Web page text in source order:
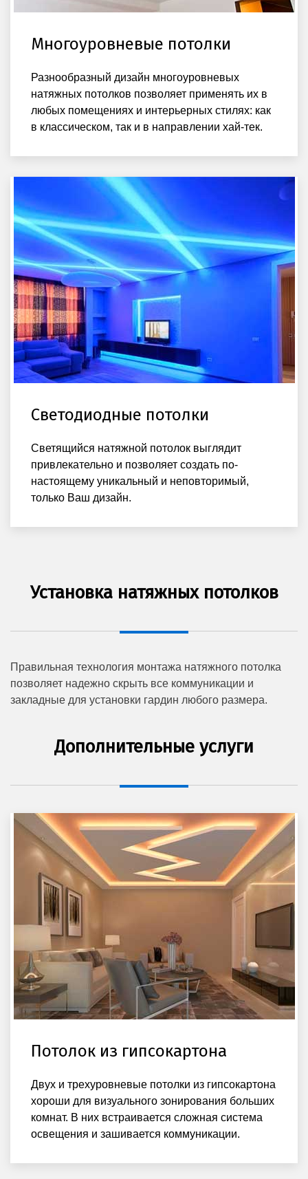
Многоуровневые потолки
Разнообразный дизайн многоуровневых
натяжных потолков позволяет применять их в
любых помещениях и интерьерных стилях: как
в классическом, так и в направлении хай-тек.
Светодиодные потолки
Светящийся натяжной потолок выглядит
привлекательно и позволяет создать по-
настоящему уникальный и неповторимый,
только Ваш дизайн.
Установка натяжных потолков
Правильная технология монтажа натяжного потолка
позволяет надежно скрыть все коммуникации и
закладные для установки гардин любого размера.
Дополнительные услуги
Потолок из гипсокартона
Двух и трехуровневые потолки из гипсокартона
хороши для визуального зонирования больших
комнат. В них встраивается сложная система
освещения и зашивается коммуникации.